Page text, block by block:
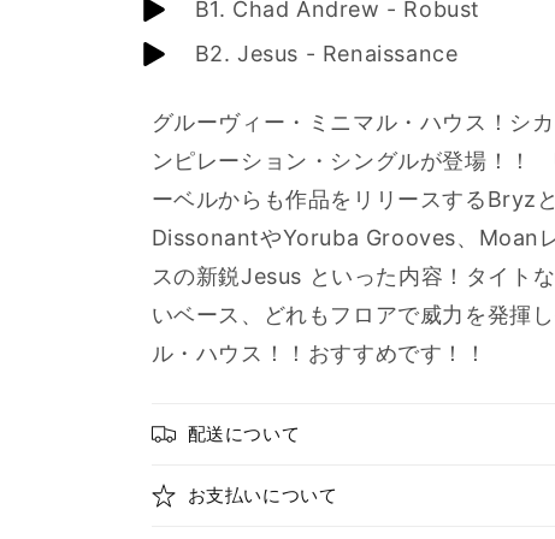
B1. Chad Andrew - Robust
B2. Jesus - Renaissance
グルーヴィー・ミニマル・ハウス！シ
ンピレーション・シングルが登場！
ーベルからも作品をリリースするBryz
DissonantやYoruba Grooves、Moan
スの新鋭Jesus といった内容！タイト
いベース、どれもフロアで威力を発揮
ル・ハウス！！おすすめです！！
配送について
お支払いについて